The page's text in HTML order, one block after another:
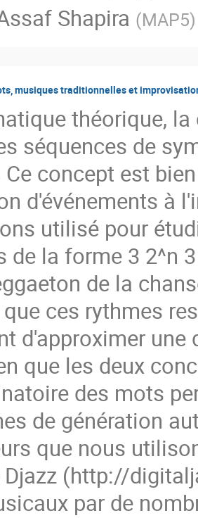
Shapira (MAP5)
musiques traditionnelles et
théorique,
séquences de
concept est
d'événements à
utilisé pour
de la forme 3 2^n
de la
ces rythmes
d'approximer
que les deux
des mots
de génération
que nous
(http://
par de